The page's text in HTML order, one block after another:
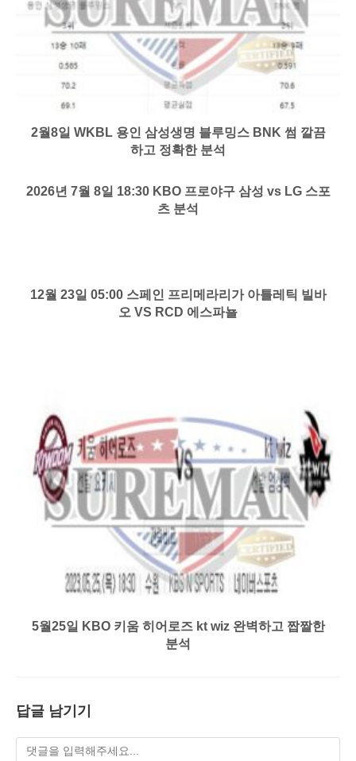
2월8일 WKBL 용인 삼성생명 블루밍스 BNK 썸 깔끔
하고 정확한 분석
2026년 7월 8일 18:30 KBO 프로야구 삼성 vs LG 스포
츠 분석
12월 23일 05:00 스페인 프리메라리가 아틀레틱 빌바
오 VS RCD 에스파뇰
5월25일 KBO 키움 히어로즈 kt wiz 완벽하고 짭짤한
분석
답글 남기기